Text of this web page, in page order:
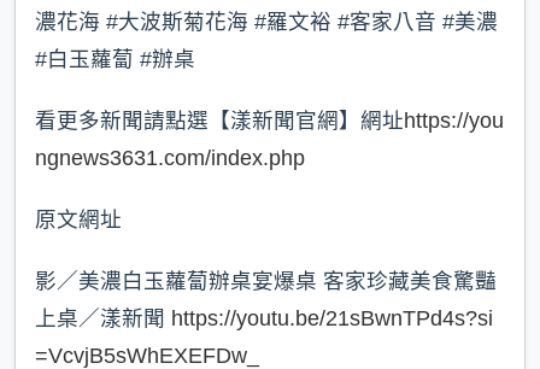
濃花海 #大波斯菊花海 #羅文裕 #客家八音 #美濃
#白玉蘿蔔 #辦桌
看更多新聞請點選【漾新聞官網】網址https://you
ngnews3631.com/index.php
原文網址
影／美濃白玉蘿蔔辦桌宴爆桌 客家珍藏美食驚豔
上桌／漾新聞 https://youtu.be/21sBwnTPd4s?si
=VcvjB5sWhEXEFDw_